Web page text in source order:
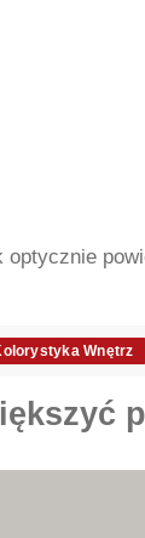
optycznie
Wnętrz